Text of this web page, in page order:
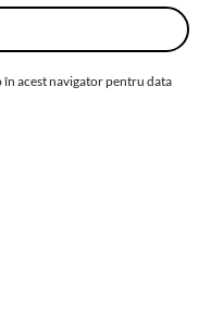
în acest navigator pentru data